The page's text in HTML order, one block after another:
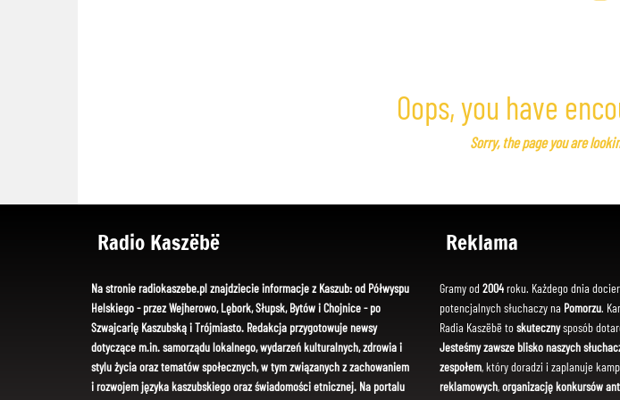
Oops, you have
Sorry, the page you are
Radio Kaszëbë
Na stronie radiokaszebe.pl znajdziecie informacje z Kaszub: od Półwyspu
Helskiego - przez Wejherowo, Lębork, Słupsk, Bytów i Chojnice - po
Szwajcarię Kaszubską i Trójmiasto. Redakcja przygotowuje newsy
dotyczące m.in. samorządu lokalnego, wydarzeń kulturalnych, zdrowia i
stylu życia oraz tematów społecznych, w tym związanych z zachowaniem
i rozwojem języka kaszubskiego oraz świadomości etnicznej. Na portalu
Reklama
Gramy od 2004roku. Każdego dnia
potencjalnych słuchaczy na Pomorzu.
Radia Kaszëbë toskutecznysposób
Jesteśmy zawsze blisko naszych
zespołem, który doradzi i zaplanuje
reklamowych,organizację konkursów